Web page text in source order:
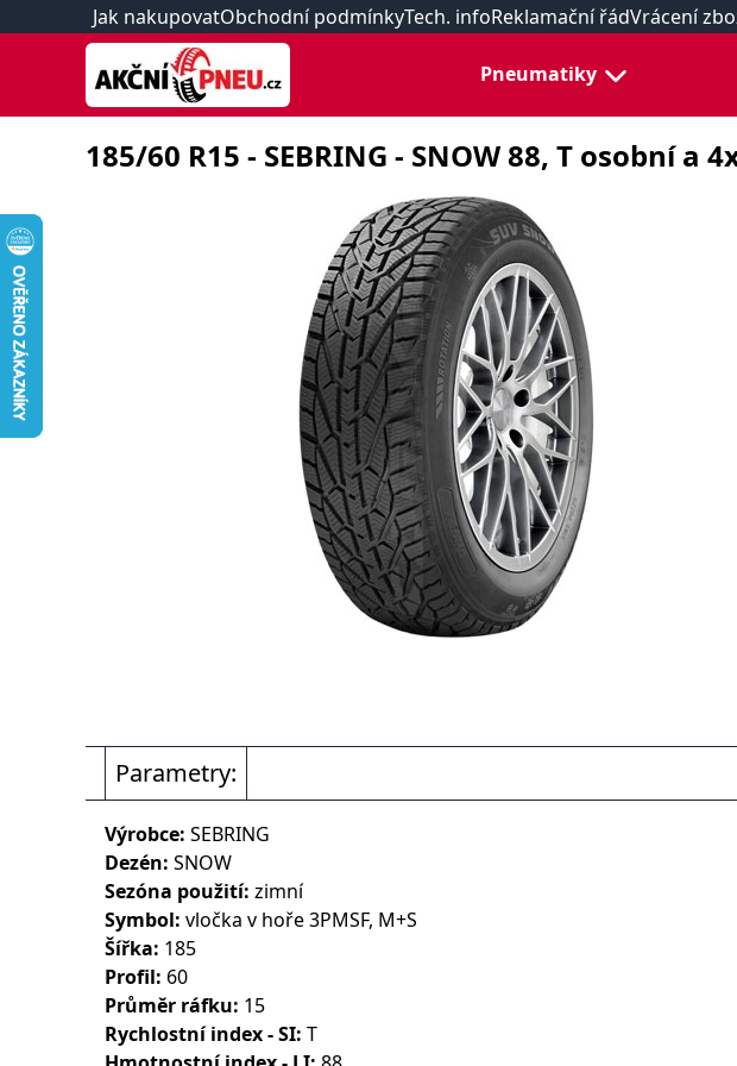
Jak nakupovatObchodní podmínkyTech. infoReklamační řádVrácení
Pneumatiky
185/60 R15 - SEBRING - SNOW 88, T osobní a
Parametry:
Výrobce: SEBRING
Dezén: SNOW
Sezóna použití: zimní
Symbol: vločka v hoře 3PMSF, M+S
Šířka: 185
Profil: 60
Průměr ráfku: 15
Rychlostní index - SI: T